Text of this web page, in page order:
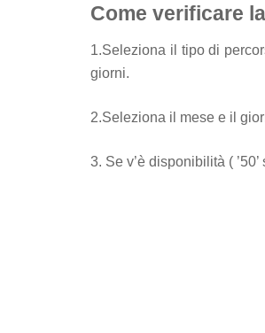
Come verificare
1.Seleziona il tipo di
giorni.
2.Seleziona il mese e il
3. Se v’è disponibilità (